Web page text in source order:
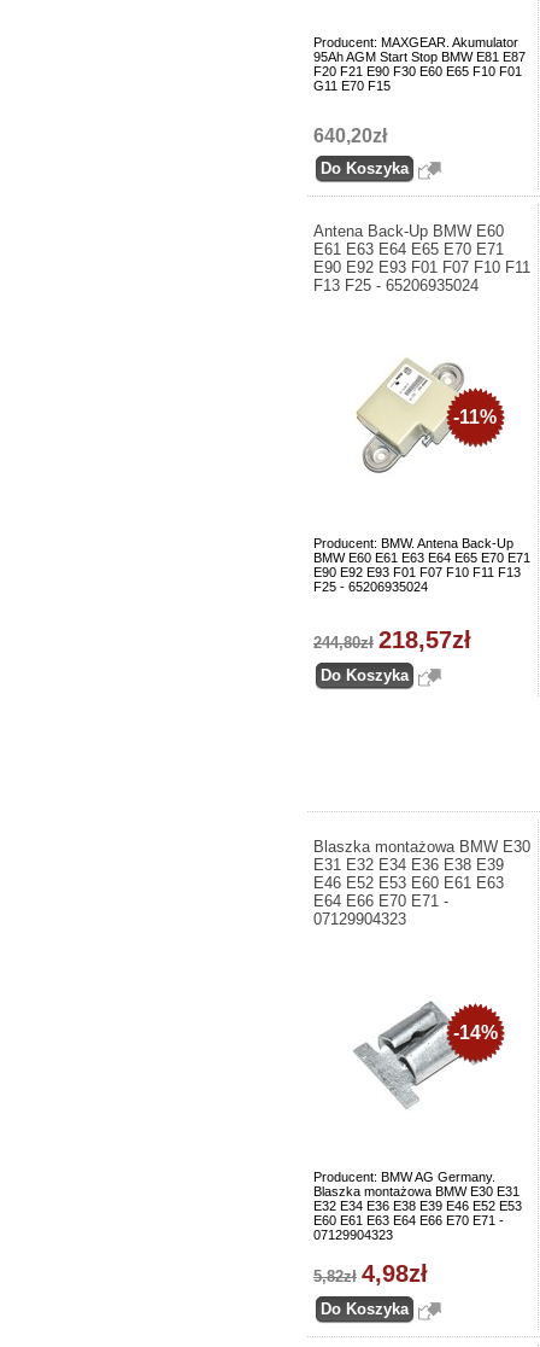
Producent: MAXGEAR. Akumulator
95Ah AGM Start Stop BMW E81 E87
F20 F21 E90 F30 E60 E65 F10 F01
G11 E70 F15
640,20zł
Antena Back-Up BMW E60
E61 E63 E64 E65 E70 E71
E90 E92 E93 F01 F07 F10 F11
F13 F25 - 65206935024
Producent: BMW. Antena Back-Up
BMW E60 E61 E63 E64 E65 E70 E71
E90 E92 E93 F01 F07 F10 F11 F13
F25 - 65206935024
-11%
244,80zł 218,57zł
Blaszka montażowa BMW E30
E31 E32 E34 E36 E38 E39
E46 E52 E53 E60 E61 E63
E64 E66 E70 E71 -
07129904323
Producent: BMW AG Germany.
Blaszka montażowa BMW E30 E31
E32 E34 E36 E38 E39 E46 E52 E53
E60 E61 E63 E64 E66 E70 E71 -
07129904323
-14%
5,82zł 4,98zł